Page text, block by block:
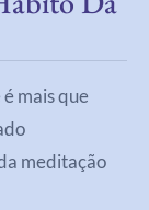
mais que
meditação